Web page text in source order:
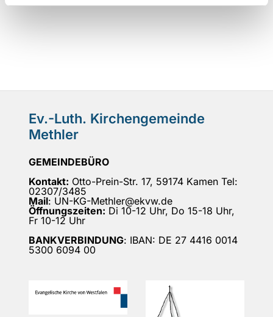
Ev.-Luth. Kirchengemeinde
Methler
GEMEINDEBÜRO
Kontakt: Otto-Prein-Str. 17, 59174 Kamen Tel:
02307/3485
Mail: UN-KG-Methler@ekvw.de
Öffnungszeiten: Di 10-12 Uhr, Do 15-18 Uhr,
Fr 10-12 Uhr
BANKVERBINDUNG: IBAN: DE 27 4416 0014
5300 6094 00